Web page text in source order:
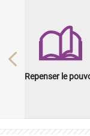
Repenser le
Previous